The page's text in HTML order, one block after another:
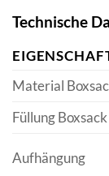
Technische
Material
Füllung Boxsack
Aufhängung